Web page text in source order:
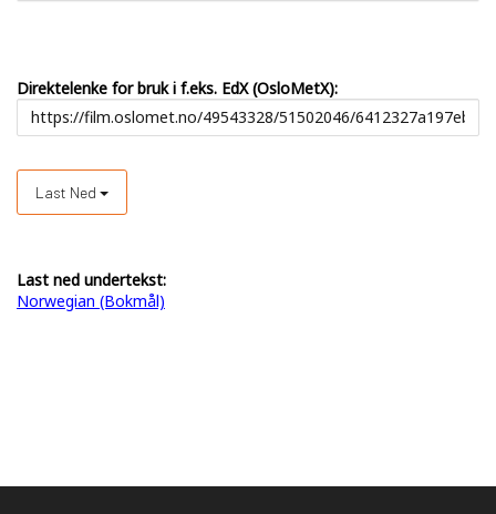
Direktelenke for bruk i f.eks. EdX (OsloMetX):
Last Ned
Last ned undertekst:
Norwegian (Bokmål)